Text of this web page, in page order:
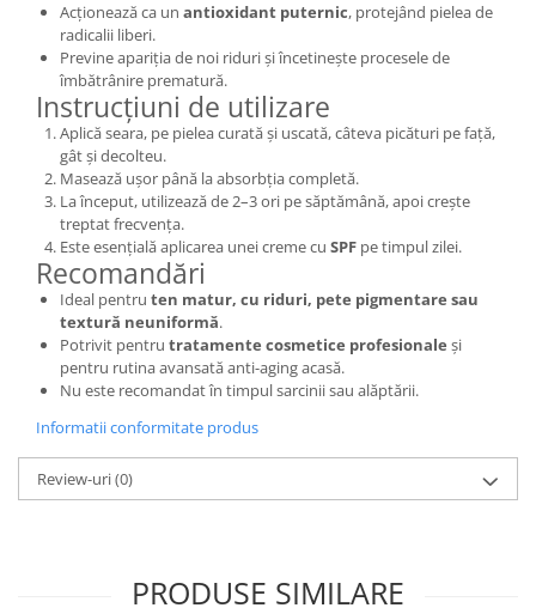
Acționează ca un antioxidant puternic, protejând pielea de
radicalii liberi.
Previne apariția de noi riduri și încetinește procesele de
îmbătrânire prematură.
Instrucțiuni de utilizare
Aplică seara, pe pielea curată și uscată, câteva picături pe față,
gât și decolteu.
Masează ușor până la absorbția completă.
La început, utilizează de 2–3 ori pe săptămână, apoi crește
treptat frecvența.
Este esențială aplicarea unei creme cu SPF pe timpul zilei.
Recomandări
Ideal pentru ten matur, cu riduri, pete pigmentare sau
textură neuniformă.
Potrivit pentru tratamente cosmetice profesionale și
pentru rutina avansată anti-aging acasă.
Nu este recomandat în timpul sarcinii sau alăptării.
Informatii conformitate produs
Review-uri(0)
PRODUSE SIMILARE